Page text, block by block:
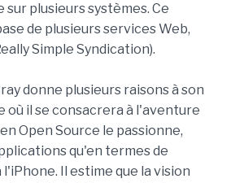
plusieurs systèmes. Ce
de plusieurs services Web,
Simple Syndication).
donne plusieurs raisons à son
où il se consacrera à l'aventure
Open Source le passionne,
qu'en termes de
Il estime que la vision